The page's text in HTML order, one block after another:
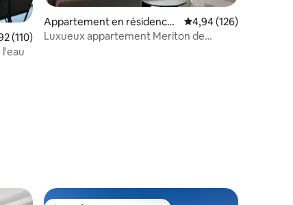
: 4,97 sur 5
moyenne sur la base de 110 commentaires : 4,92 sur 5
(110)
Appartement en résidence ⋅
Surfers Paradise
Évaluation moyenne
4,94 (126)
Luxueux appartement Meriton de